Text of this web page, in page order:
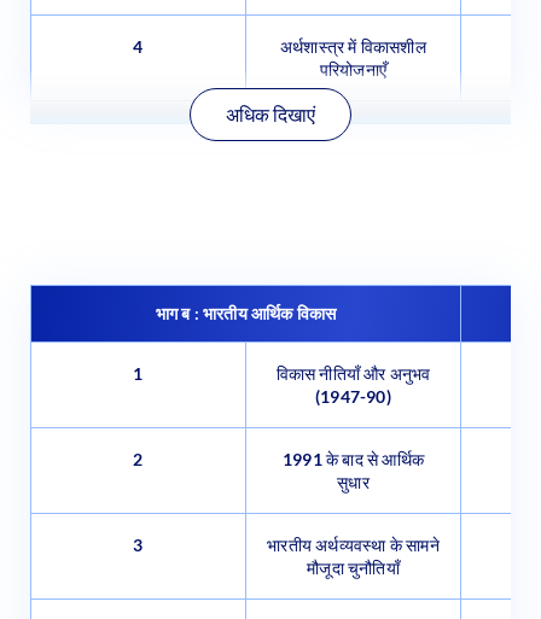
4
अर्थशास्त्र में विकासशील
परियोजनाएँ
अधिक दिखाएं
भाग ब : भारतीय आर्थिक विकास
1
विकास नीतियाँ और अनुभव
(1947-90)
2
1991 के बाद से आर्थिक
सुधार
3
भारतीय अर्थव्यवस्था के सामने
मौजूदा चुनौतियाँ